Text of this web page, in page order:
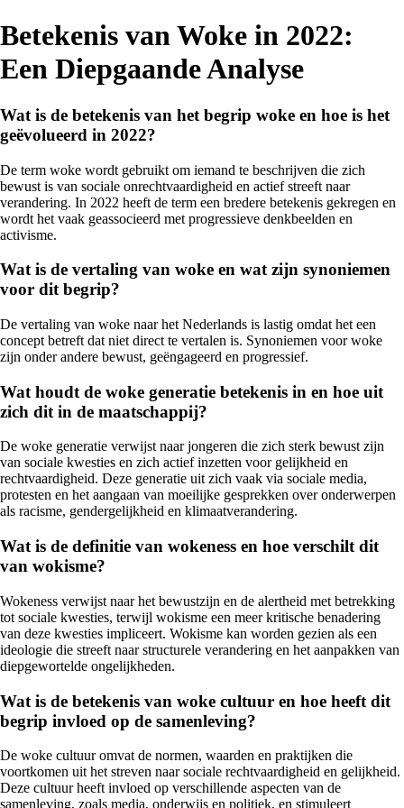
Betekenis van Woke in 2022:
Een Diepgaande Analyse
Wat is de betekenis van het begrip woke en hoe is het
geëvolueerd in 2022?
De term woke wordt gebruikt om iemand te beschrijven die zich
bewust is van sociale onrechtvaardigheid en actief streeft naar
verandering. In 2022 heeft de term een bredere betekenis gekregen en
wordt het vaak geassocieerd met progressieve denkbeelden en
activisme.
Wat is de vertaling van woke en wat zijn synoniemen
voor dit begrip?
De vertaling van woke naar het Nederlands is lastig omdat het een
concept betreft dat niet direct te vertalen is. Synoniemen voor woke
zijn onder andere bewust, geëngageerd en progressief.
Wat houdt de woke generatie betekenis in en hoe uit
zich dit in de maatschappij?
De woke generatie verwijst naar jongeren die zich sterk bewust zijn
van sociale kwesties en zich actief inzetten voor gelijkheid en
rechtvaardigheid. Deze generatie uit zich vaak via sociale media,
protesten en het aangaan van moeilijke gesprekken over onderwerpen
als racisme, gendergelijkheid en klimaatverandering.
Wat is de definitie van wokeness en hoe verschilt dit
van wokisme?
Wokeness verwijst naar het bewustzijn en de alertheid met betrekking
tot sociale kwesties, terwijl wokisme een meer kritische benadering
van deze kwesties impliceert. Wokisme kan worden gezien als een
ideologie die streeft naar structurele verandering en het aanpakken van
diepgewortelde ongelijkheden.
Wat is de betekenis van woke cultuur en hoe heeft dit
begrip invloed op de samenleving?
De woke cultuur omvat de normen, waarden en praktijken die
voortkomen uit het streven naar sociale rechtvaardigheid en gelijkheid.
Deze cultuur heeft invloed op verschillende aspecten van de
samenleving, zoals media, onderwijs en politiek, en stimuleert